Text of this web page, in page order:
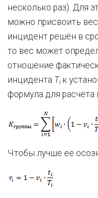
несколько раз). Для
можно присвоить вес
инцидент решён в
то вес может
отношение
инцидента Ti к
формула для
Чтобы лучше её